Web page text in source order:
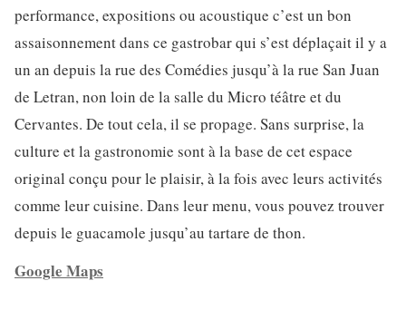
performance, expositions ou acoustique c’est un bon
assaisonnement dans ce gastrobar qui s’est déplaçait il y a
un an depuis la rue des Comédies jusqu’à la rue San Juan
de Letran, non loin de la salle du Micro téâtre et du
Cervantes. De tout cela, il se propage. Sans surprise, la
culture et la gastronomie sont à la base de cet espace
original conçu pour le plaisir, à la fois avec leurs activités
comme leur cuisine. Dans leur menu, vous pouvez trouver
depuis le guacamole jusqu’au tartare de thon.
Google Maps